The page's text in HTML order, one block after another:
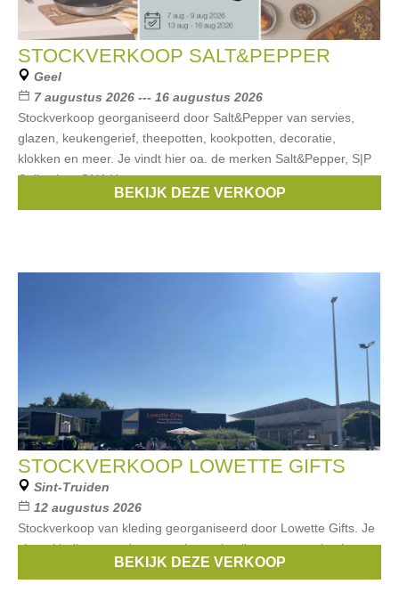
STOCKVERKOOP SALT&PEPPER
Geel
7 augustus 2026 --- 16 augustus 2026
Stockverkoop georganiseerd door Salt&Pepper van servies,
glazen, keukengerief, theepotten, kookpotten, decoratie,
klokken en meer. Je vindt hier oa. de merken Salt&Pepper, S|P
Collection, ONA Home,
Salt & Pepper
BEKIJK DEZE VERKOOP
STOCKVERKOOP LOWETTE GIFTS
Sint-Truiden
12 augustus 2026
Stockverkoop van kleding georganiseerd door Lowette Gifts. Je
shopt kleding voor dames en heren in alle maten van basics tot
eyecatchers aan outletprijzen.BEKIJK DEZE VERKOOP